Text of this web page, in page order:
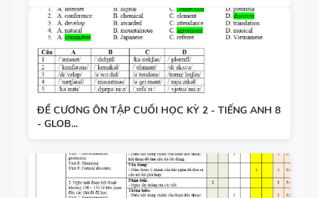
ĐỀ CƯƠNG ÔN TẬP CUỐI HỌC KỲ 2 - TIẾNG ANH 8
- GLOB...